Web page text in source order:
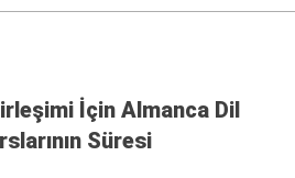
İçin Almanca Dil
Süresi